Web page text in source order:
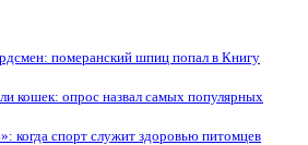
померанский шпиц попал в Книгу
кошек: опрос назвал самых популярных
когда спорт служит здоровью питомцев